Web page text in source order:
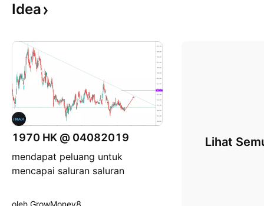
Idea
1970 HK @ 04082019
mendapat peluang untuk
mencapai saluran saluran
oleh GrowMoney8
Lihat